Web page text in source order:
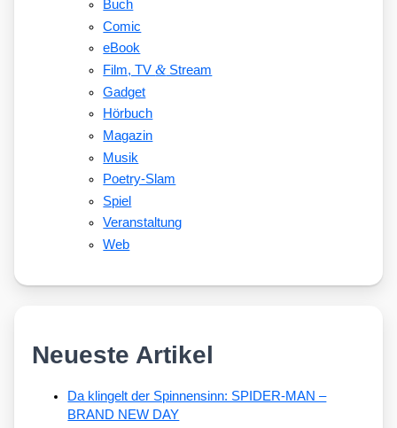
Buch
Comic
eBook
Film, TV&Stream
Gadget
Hörbuch
Magazin
Musik
Poetry-Slam
Spiel
Veranstaltung
Web
Neueste Artikel
Da klingelt der Spinnensinn: SPIDER-MAN –
BRAND NEW DAY